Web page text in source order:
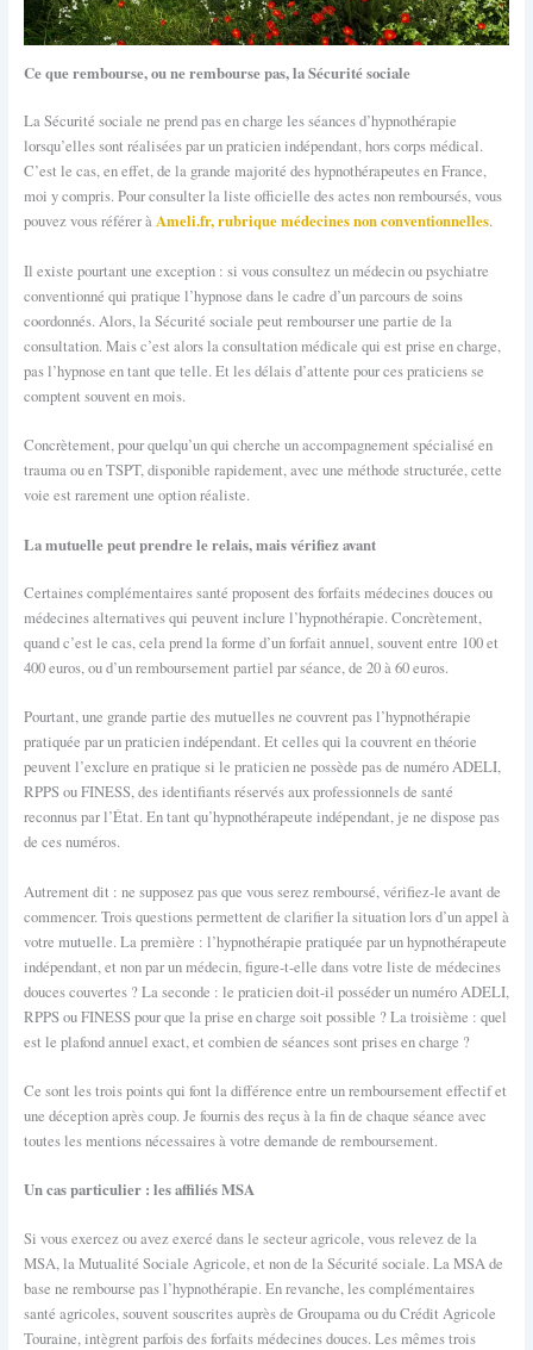
Ce que rembourse, ou ne rembourse pas, la Sécurité sociale
La Sécurité sociale ne prend pas en charge les séances d’hypnothérapie
lorsqu’elles sont réalisées par un praticien indépendant, hors corps médical.
C’est le cas, en effet, de la grande majorité des hypnothérapeutes en France,
moi y compris. Pour consulter la liste officielle des actes non remboursés, vous
pouvez vous référer àAmeli.fr, rubrique médecines non conventionnelles.
Il existe pourtant une exception : si vous consultez un médecin ou psychiatre
conventionné qui pratique l’hypnose dans le cadre d’un parcours de soins
coordonnés. Alors, la Sécurité sociale peut rembourser une partie de la
consultation. Mais c’est alors la consultation médicale qui est prise en charge,
pas l’hypnose en tant que telle. Et les délais d’attente pour ces praticiens se
comptent souvent en mois.
Concrètement, pour quelqu’un qui cherche un accompagnement spécialisé en
trauma ou en TSPT, disponible rapidement, avec une méthode structurée, cette
voie est rarement une option réaliste.
La mutuelle peut prendre le relais, mais vérifiez avant
Certaines complémentaires santé proposent des forfaits médecines douces ou
médecines alternatives qui peuvent inclure l’hypnothérapie. Concrètement,
quand c’est le cas, cela prend la forme d’un forfait annuel, souvent entre 100 et
400 euros, ou d’un remboursement partiel par séance, de 20 à 60 euros.
Pourtant, une grande partie des mutuelles ne couvrent pas l’hypnothérapie
pratiquée par un praticien indépendant. Et celles qui la couvrent en théorie
peuvent l’exclure en pratique si le praticien ne possède pas de numéro ADELI,
RPPS ou FINESS, des identifiants réservés aux professionnels de santé
reconnus par l’État. En tant qu’hypnothérapeute indépendant, je ne dispose pas
de ces numéros.
Autrement dit : ne supposez pas que vous serez remboursé, vérifiez-le avant de
commencer. Trois questions permettent de clarifier la situation lors d’un appel à
votre mutuelle. La première : l’hypnothérapie pratiquée par un hypnothérapeute
indépendant, et non par un médecin, figure-t-elle dans votre liste de médecines
douces couvertes ? La seconde : le praticien doit-il posséder un numéro ADELI,
RPPS ou FINESS pour que la prise en charge soit possible ? La troisième : quel
est le plafond annuel exact, et combien de séances sont prises en charge ?
Ce sont les trois points qui font la différence entre un remboursement effectif et
une déception après coup. Je fournis des reçus à la fin de chaque séance avec
toutes les mentions nécessaires à votre demande de remboursement.
Un cas particulier : les affiliés MSA
Si vous exercez ou avez exercé dans le secteur agricole, vous relevez de la
MSA, la Mutualité Sociale Agricole, et non de la Sécurité sociale. La MSA de
base ne rembourse pas l’hypnothérapie. En revanche, les complémentaires
santé agricoles, souvent souscrites auprès de Groupama ou du Crédit Agricole
Touraine, intègrent parfois des forfaits médecines douces. Les mêmes trois